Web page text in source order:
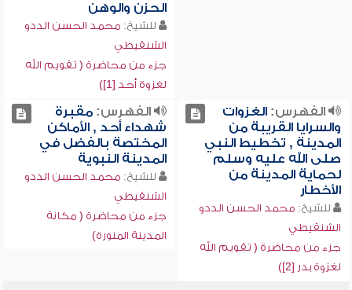
الحزن والوهن
للشيخ: محمد الحسن الددو
الشنقيطي
جزء من محاضرة ( تقويم الله
لغزوة أحد [1])
الفهرس:الغزوات
والسرايا القريبة من
المدينة , تخطيط النبي
صلى الله عليه وسلم
لحماية المدينة من
الأخطار
للشيخ: محمد الحسن الددو
الشنقيطي
جزء من محاضرة ( تقويم الله
لغزوة بدر [2])
الفهرس:مقبرة
شهداء أحد , الأماكن
المختصة بالفضل في
المدينة النبوية
للشيخ: محمد الحسن الددو
الشنقيطي
جزء من محاضرة ( مكانة
المدينة المنورة)